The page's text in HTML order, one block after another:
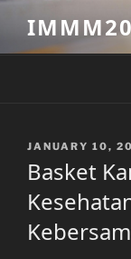
content
POSTED
JANUARY 10,
Basket